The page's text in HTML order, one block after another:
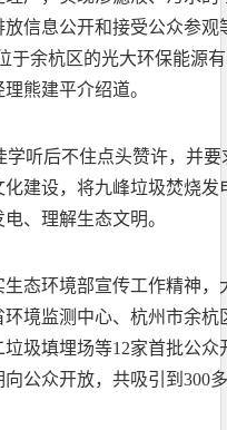
信息公开和接受公众参观
于余杭区的光大环保能源
熊建平介绍道。
学听后不住点头赞许，并
建设，将九峰垃圾焚烧
、理解生态文明。
态环境部宣传工作精神
境监测中心、杭州市余
圾填埋场等12家首批公众
公众开放，共吸引到300